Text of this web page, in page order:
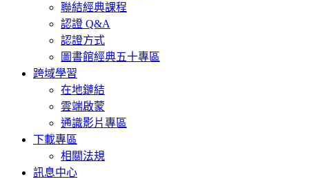
聯結經典課程
認證 Q&A
認證方式
圖書館經典五十專區
跨域學習
在地鏈結
雲端啟蒙
通識影片專區
下載專區
相關法規
訊息中心